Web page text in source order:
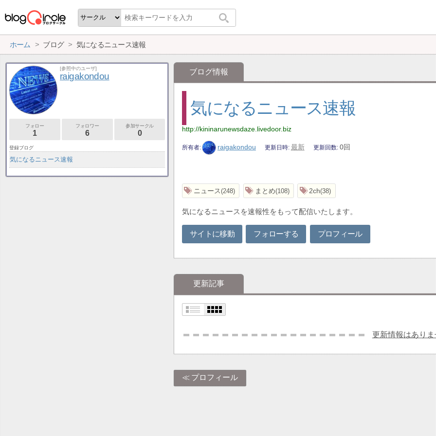
ホーム ブログ 気になるニュース速報
ブログ情報
気になるニュース速報
http://kininarunewsdaze.livedoor.biz
所有者 raigakondou 更新日時 最新 更新回数 0回
ニュース 248 まとめ 108 2ch 38
気になるニュースを速報性をもって配信いたします。
サイトに移動 フォローする プロフィール
更新記事
更新情報はあり
プロフィール
[参照中のユーザ]
raigakondou
フォロー
1
フォロワー
6
参加サークル
0
登録ブログ
気になるニュース速報